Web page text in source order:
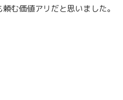
む価値アリだと思いました。